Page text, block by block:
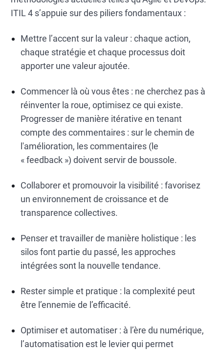
ITIL 4 s’appuie sur des piliers fondamentaux :
Mettre l’accent sur la valeur : chaque action,
chaque stratégie et chaque processus doit
apporter une valeur ajoutée.
Commencer là où vous êtes : ne cherchez pas à
réinventer la roue, optimisez ce qui existe.
Progresser de manière itérative en tenant
compte des commentaires : sur le chemin de
l'amélioration, les commentaires (le
« feedback ») doivent servir de boussole.
Collaborer et promouvoir la visibilité : favorisez
un environnement de croissance et de
transparence collectives.
Penser et travailler de manière holistique : les
silos font partie du passé, les approches
intégrées sont la nouvelle tendance.
Rester simple et pratique : la complexité peut
être l’ennemie de l’efficacité.
Optimiser et automatiser : à l’ère du numérique,
l’automatisation est le levier qui permet